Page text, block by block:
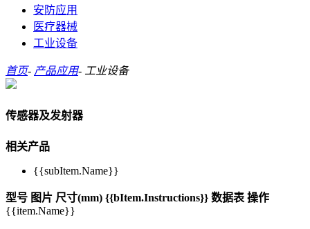
安防应用
医疗器械
工业设备
首页- 产品应用- 工业设备
传感器及发射器
相关产品
{{subItem.Name}}
型号 图片 尺寸(mm) {{bItem.Instructions}} 数据表 操作
{{item.Name}}